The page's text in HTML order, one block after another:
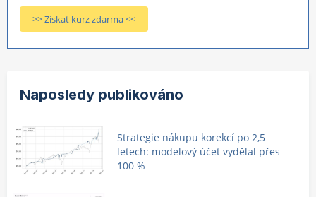
>> Získat kurz zdarma <<
Naposledy publikováno
Strategie nákupu korekcí po 2,5
letech: modelový účet vydělal přes
100 %